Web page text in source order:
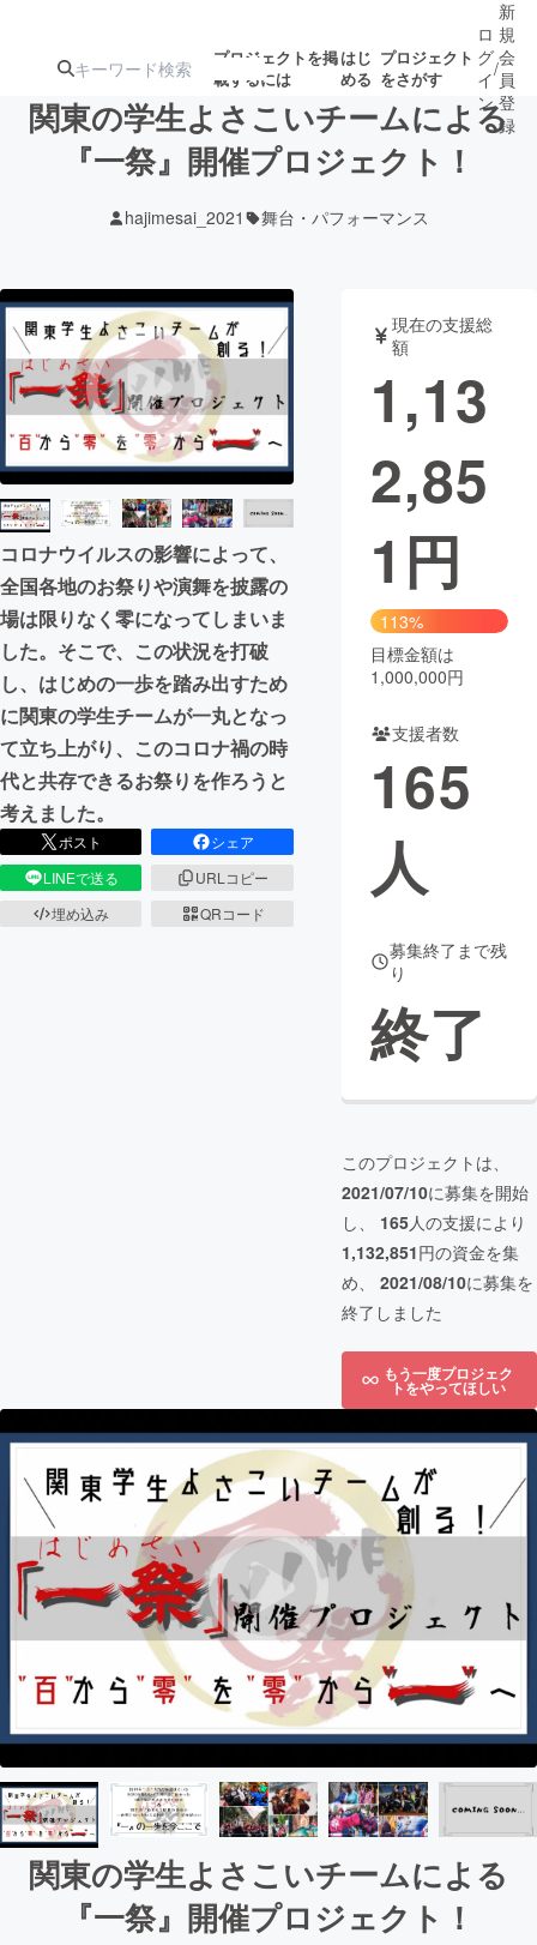
プロジェクトを掲
載するには
はじ
める
プロジェクト
をさがす
ターン
注目の新着プロ
ジェクト
ロジェクト
アート・写真 音楽
テクノロジー・ガジェット ゲーム・サ
映像・映画
ビジネス・起業
まちづくり・地域活性化
CAMPFIRE for Social Good
CAMPFIRE Creation
CAMPFIREふるさと納税machi-ya コミュニティ
ロ
グ
イ
ン
/
新
規
会
員
登
録
関東の学生よさこいチームによる
『一祭』開催プロジェクト！
hajimesai_2021 舞台・パフォーマンス
コロナウイルスの影響によって、
全国各地のお祭りや演舞を披露の
場は限りなく零になってしまいま
した。そこで、この状況を打破
し、はじめの一歩を踏み出すため
に関東の学生チームが一丸となっ
て立ち上がり、このコロナ禍の時
代と共存できるお祭りを作ろうと
考えました。
ポスト
シェア
LINEで送る
URLコピー
埋め込み
QRコード
現在の支援総
額
1,13
2,85
1 円
113%
目標金額は
1,000,000円
支援者数
165
人
募集終了まで残
り
終了
このプロジェクトは、
2021/07/10に募集を開始
し、 165人の支援により
1,132,851円の資金を集
め、 2021/08/10に募集を
終了しました
もう一度プロジェク
トをやってほしい
関東の学生よさこいチームによる
『一祭』開催プロジェクト！